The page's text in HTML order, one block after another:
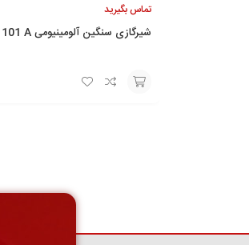
تماس بگیرید
شیرگازی سنگین آلومینیومی AZAR 101 A سایز 3 شرکت آذران